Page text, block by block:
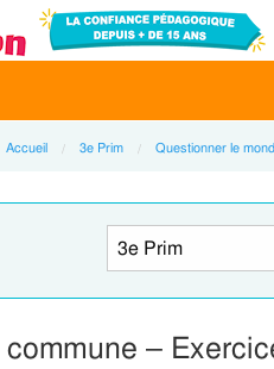
Accueil 3e Prim Questionner le
–